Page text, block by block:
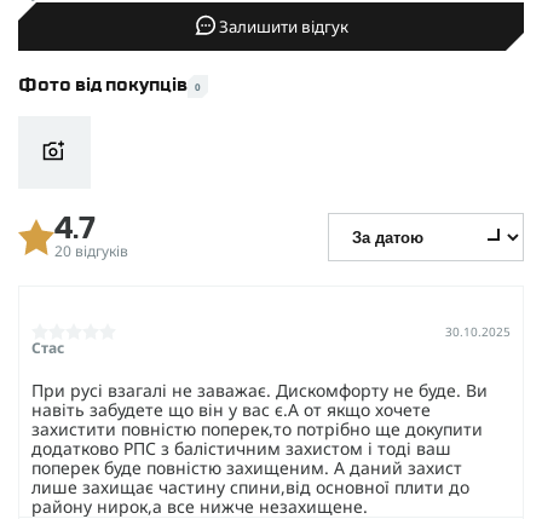
Залишити відгук
Фото від покупців 0
4.7
20 відгуків
Стас
30.10.2025
При русі взагалі не заважає. Дискомфорту не буде. Ви
навіть забудете що він у вас є.А от якщо хочете
захистити повністю поперек,то потрібно ще докупити
додатково РПС з балістичним захистом і тоді ваш
поперек буде повністю захищеним. А даний захист
лише захищає частину спини,від основної плити до
району нирок,а все нижче незахищене.